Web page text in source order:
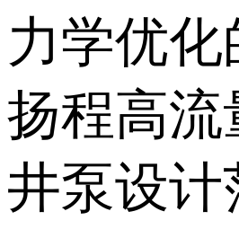
力学优化
扬程高流
井泵设计